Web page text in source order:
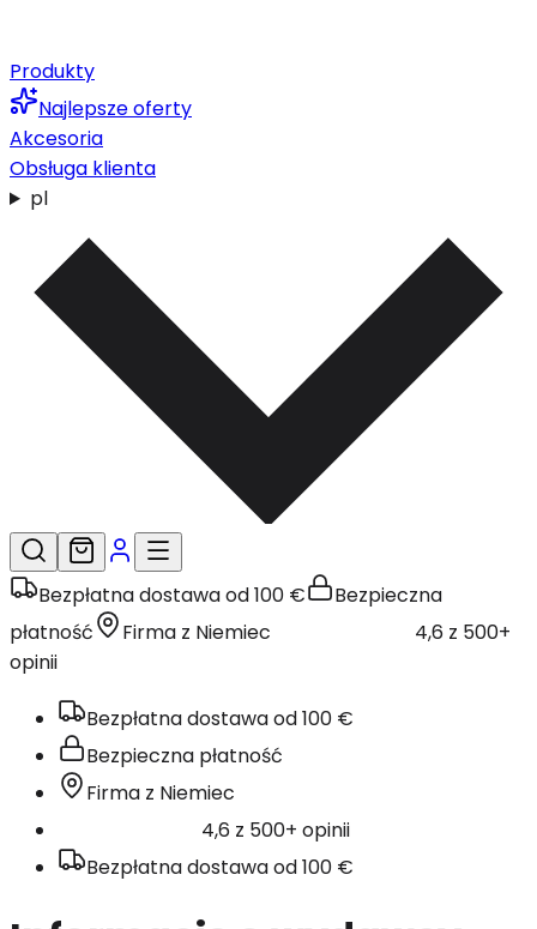
Produkty
Najlepsze oferty
Akcesoria
Obsługa klienta
pl
Bezpłatna dostawa od 100 €
Bezpieczna
płatność
Firma z Niemiec
4,6 z 500+
opinii
Bezpłatna dostawa od 100 €
Bezpieczna płatność
Firma z Niemiec
4,6 z 500+ opinii
Bezpłatna dostawa od 100 €